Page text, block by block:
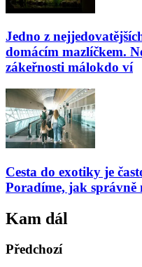
Jedno z
domácím mazlíčkem.
zákeřnosti málokdo ví
Cesta do exotiky je
Poradíme, jak
Kam dál
Předchozí